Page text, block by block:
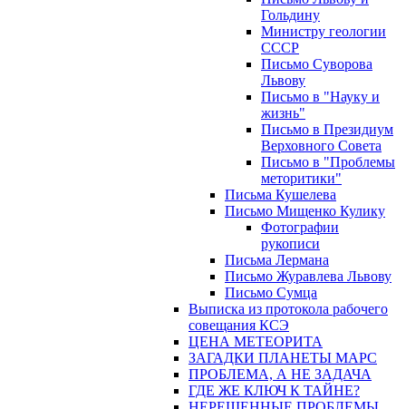
Гольдину
Министру геологии
СССР
Письмо Суворова
Львову
Письмо в "Науку и
жизнь"
Письмо в Президиум
Верховного Совета
Письмо в "Проблемы
меторитики"
Письма Кушелева
Письмо Мищенко Кулику
Фотографии
рукописи
Письма Лермана
Письмо Журавлева Львову
Письмо Сумца
Выписка из протокола рабочего
совещания КСЭ
ЦЕНА МЕТЕОРИТА
ЗАГАДКИ ПЛАНЕТЫ МАРС
ПРОБЛЕМА, А НЕ ЗАДАЧА
ГДЕ ЖЕ КЛЮЧ К ТАЙНЕ?